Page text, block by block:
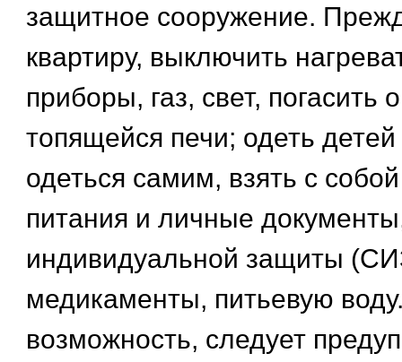
защитное сооружение.
квартиру, выключить
приборы, газ, свет, погасить
топящейся печи; одеть детей
одеться самим, взять с
питания и личные
индивидуальной защиты
медикаменты, питьевую
возможность, следует